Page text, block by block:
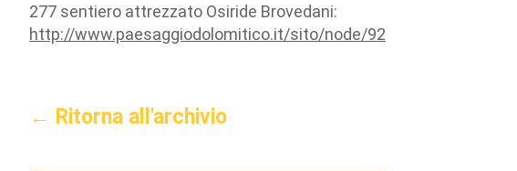
277 sentiero attrezzato Osiride Brovedani:
http://www.paesaggiodolomitico.it/sito/node/92
← Ritorna all'archivio